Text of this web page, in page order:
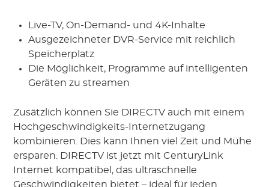
Live-TV, On-Demand- und 4K-Inhalte
Ausgezeichneter DVR-Service mit reichlich
Speicherplatz
Die Möglichkeit, Programme auf intelligenten
Geräten zu streamen
Zusätzlich können Sie DIRECTV auch mit einem
Hochgeschwindigkeits-Internetzugang
kombinieren. Dies kann Ihnen viel Zeit und Mühe
ersparen. DIRECTV ist jetzt mit CenturyLink
Internet kompatibel, das ultraschnelle
Geschwindigkeiten bietet – ideal für jeden